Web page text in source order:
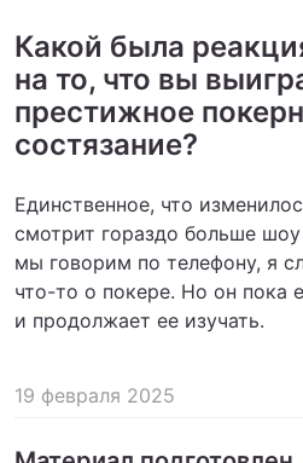
Какой была
на то, что вы
престижное
состязание?
Единственное, что
смотрит гораздо больше шоу
мы говорим по телефону, я
что-то о покере. Но он пока
и продолжает ее изучать.
19 февраля 2025